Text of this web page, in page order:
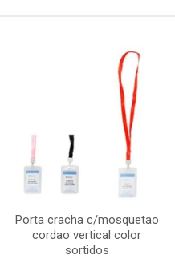
Porta cracha c/mosquetao
cordao vertical color
sortidos